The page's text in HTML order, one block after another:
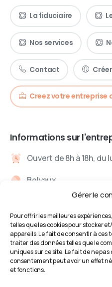
Gérer le
Pour offrir les meilleures
telles que les cookies pour stocker
appareils. Le fait de consentir à
traiter des données telles que le
uniques sur ce site. Le fait de ne
consentement peut avoir un effet
et fonctions.
La fiduciaire
Nos services
Contact
Creez votre entreprise
Informations sur
Ouvert de 8h à 18h, du
Belvaux
+352 621 144 072
Parlez avec un expert.